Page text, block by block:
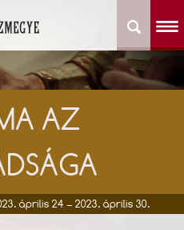
AZ
április 24 – 2023. április 30.